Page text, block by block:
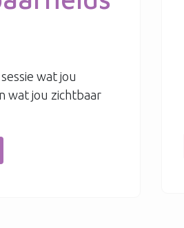
wat jou
wat jou zichtbaar